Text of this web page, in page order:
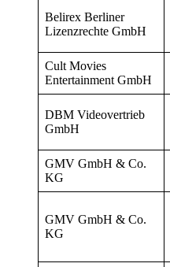
Belirex Berliner
Lizenzrechte GmbH
Cult Movies
Entertainment GmbH
DBM Videovertrieb
GmbH
GMV GmbH & Co.
KG
GMV GmbH & Co.
KG